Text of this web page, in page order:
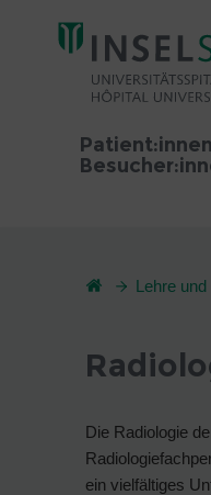
Lehre
Die Radiologie
ein vielfältiges